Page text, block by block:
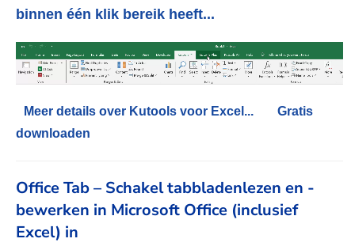
binnen één klik bereik heeft...
Meer details over Kutools voor Excel...
Gratis
downloaden
Office Tab – Schakel tabbladenlezen en -
bewerken in Microsoft Office (inclusief
Excel) in